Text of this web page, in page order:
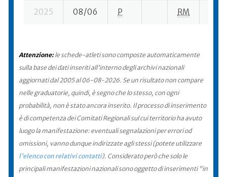
2025 08/06 P RM
Attenzione:le schede-atleti sono composte automaticamente
sulla base dei dati inseriti all'interno degli archivi nazionali
aggiornati dal 2005 al 06-08-2026. Se un risultato non compare
nelle graduatorie, quindi, è segno che lo stesso, con ogni
probabilità, non è stato ancora inserito. Il processo di inserimento
è di competenza dei Comitati Regionali sul cui territorio ha avuto
luogo la manifestazione: eventuali segnalazioni per errori od
omissioni, vanno dunque indirizzate agli stessi (potete utilizzare
l'elenco con relativi contatti). Considerato però che solo le
principali manifestazioni nazionali sono oggetto di inserimenti "in